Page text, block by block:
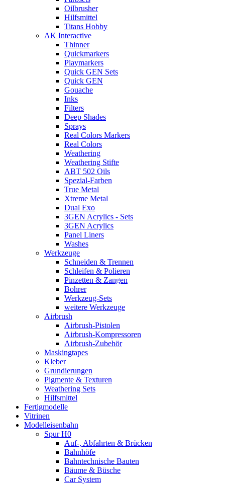
Oilbrusher
Hilfsmittel
Titans Hobby
AK Interactive
Thinner
Quickmarkers
Playmarkers
Quick GEN Sets
Quick GEN
Gouache
Inks
Filters
Deep Shades
Sprays
Real Colors Markers
Real Colors
Weathering
Weathering Stifte
ABT 502 Oils
Spezial-Farben
True Metal
Xtreme Metal
Dual Exo
3GEN Acrylics - Sets
3GEN Acrylics
Panel Liners
Washes
Werkzeuge
Schneiden & Trennen
Schleifen & Polieren
Pinzetten & Zangen
Bohrer
Werkzeug-Sets
weitere Werkzeuge
Airbrush
Airbrush-Pistolen
Airbrush-Kompressoren
Airbrush-Zubehör
Maskingtapes
Kleber
Grundierungen
Pigmente & Texturen
Weathering Sets
Hilfsmittel
Fertigmodelle
Vitrinen
Modelleisenbahn
Spur H0
Auf-, Abfahrten & Brücken
Bahnhöfe
Bahntechnische Bauten
Bäume & Büsche
Car System